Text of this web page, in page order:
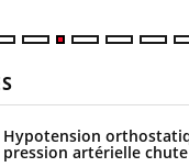
Hypotension
pression artérielle